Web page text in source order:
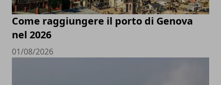
Come raggiungere il porto di Genova
nel 2026
01/08/2026